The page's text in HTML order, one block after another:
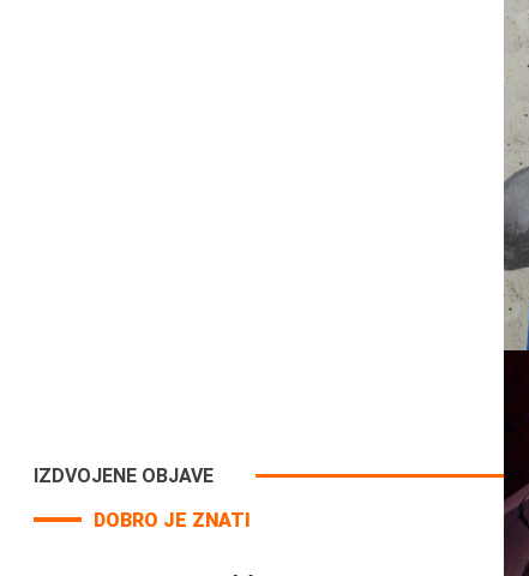
IZDVOJENE OBJAVE
DOBRO JE ZNATI